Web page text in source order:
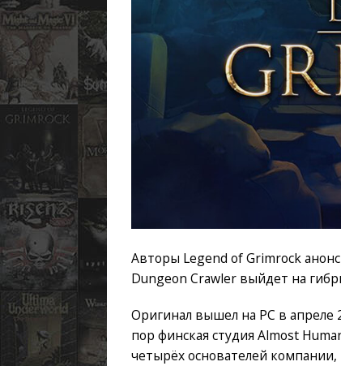
Авторы Legend of Grimrock
Dungeon Crawler выйдет на
Оригинал вышел на PC в апреле
пор финская студия Almost
четырёх основателей компании,